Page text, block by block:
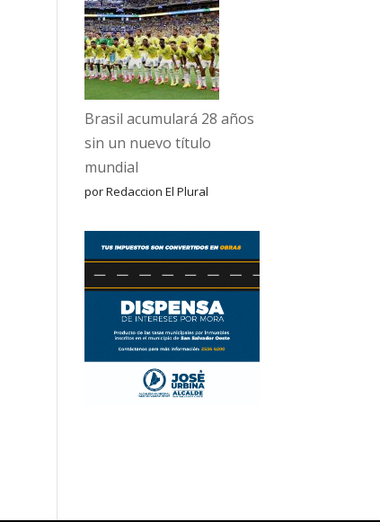
Brasil acumulará 28 años
sin un nuevo título
mundial
por Redaccion El Plural